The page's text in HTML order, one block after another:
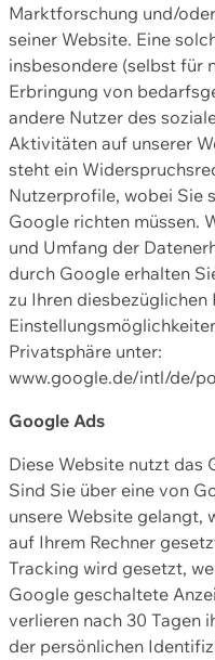
Marktforschung und/
seiner Website. Eine
insbesondere (selbst für
Erbringung von
andere Nutzer des
Aktivitäten auf unserer
steht ein
Nutzerprofile, wobei Sie
Google richten müssen.
und Umfang der
durch Google erhalten
zu Ihren diesbezüglichen
Privatsphäre unter:
www.google.de/intl/de/
Google Ads
Diese Website nutzt das
Sind Sie über eine von
unsere Website gelangt,
auf Ihrem Rechner
Tracking wird gesetzt,
Google geschaltete
verlieren nach 30 Tagen
der persönlichen